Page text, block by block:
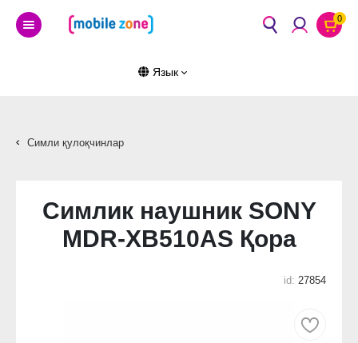
0
Язык
Симли қулоқчинлар
Симлик наушник SONY
MDR-XB510AS Қора
id: 27854